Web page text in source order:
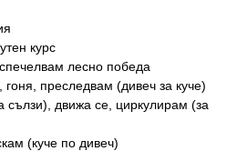
курс
лесно победа
гоня, преследвам (дивеч за куче)
сълзи), движа се, циркулирам (за
(куче по дивеч)